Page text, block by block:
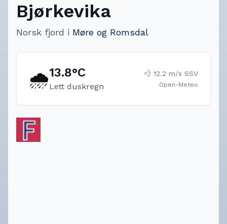
Bjørkevika
Norsk fjord i Møre og Romsdal
🌧️13.8°C
Lett duskregn
💨 12.2 m/s SSV
Open-Meteo